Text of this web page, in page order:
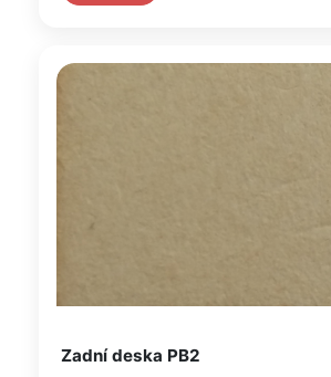
Zadní deska PB2